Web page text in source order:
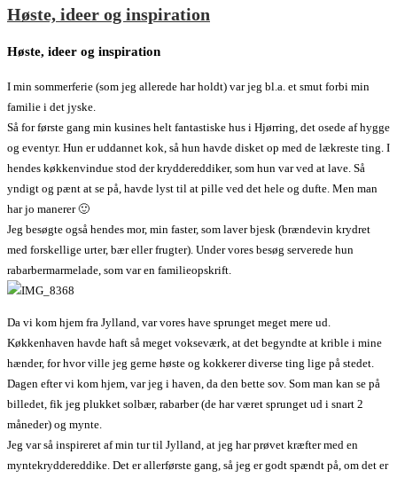
Høste, ideer og inspiration
Høste, ideer og inspiration
I min sommerferie (som jeg allerede har holdt) var jeg bl.a. et smut forbi min
familie i det jyske.
Så for første gang min kusines helt fantastiske hus i Hjørring, det osede af hygge
og eventyr. Hun er uddannet kok, så hun havde disket op med de lækreste ting. I
hendes køkkenvindue stod der kryddereddiker, som hun var ved at lave. Så
yndigt og pænt at se på, havde lyst til at pille ved det hele og dufte. Men man
har jo manerer 🙂
Jeg besøgte også hendes mor, min faster, som laver bjesk (brændevin krydret
med forskellige urter, bær eller frugter). Under vores besøg serverede hun
rabarbermarmelade, som var en familieopskrift.
Da vi kom hjem fra Jylland, var vores have sprunget meget mere ud.
Køkkenhaven havde haft så meget vokseværk, at det begyndte at krible i mine
hænder, for hvor ville jeg gerne høste og kokkerer diverse ting lige på stedet.
Dagen efter vi kom hjem, var jeg i haven, da den bette sov. Som man kan se på
billedet, fik jeg plukket solbær, rabarber (de har været sprunget ud i snart 2
måneder) og mynte.
Jeg var så inspireret af min tur til Jylland, at jeg har prøvet kræfter med en
myntekryddereddike. Det er allerførste gang, så jeg er godt spændt på, om det er